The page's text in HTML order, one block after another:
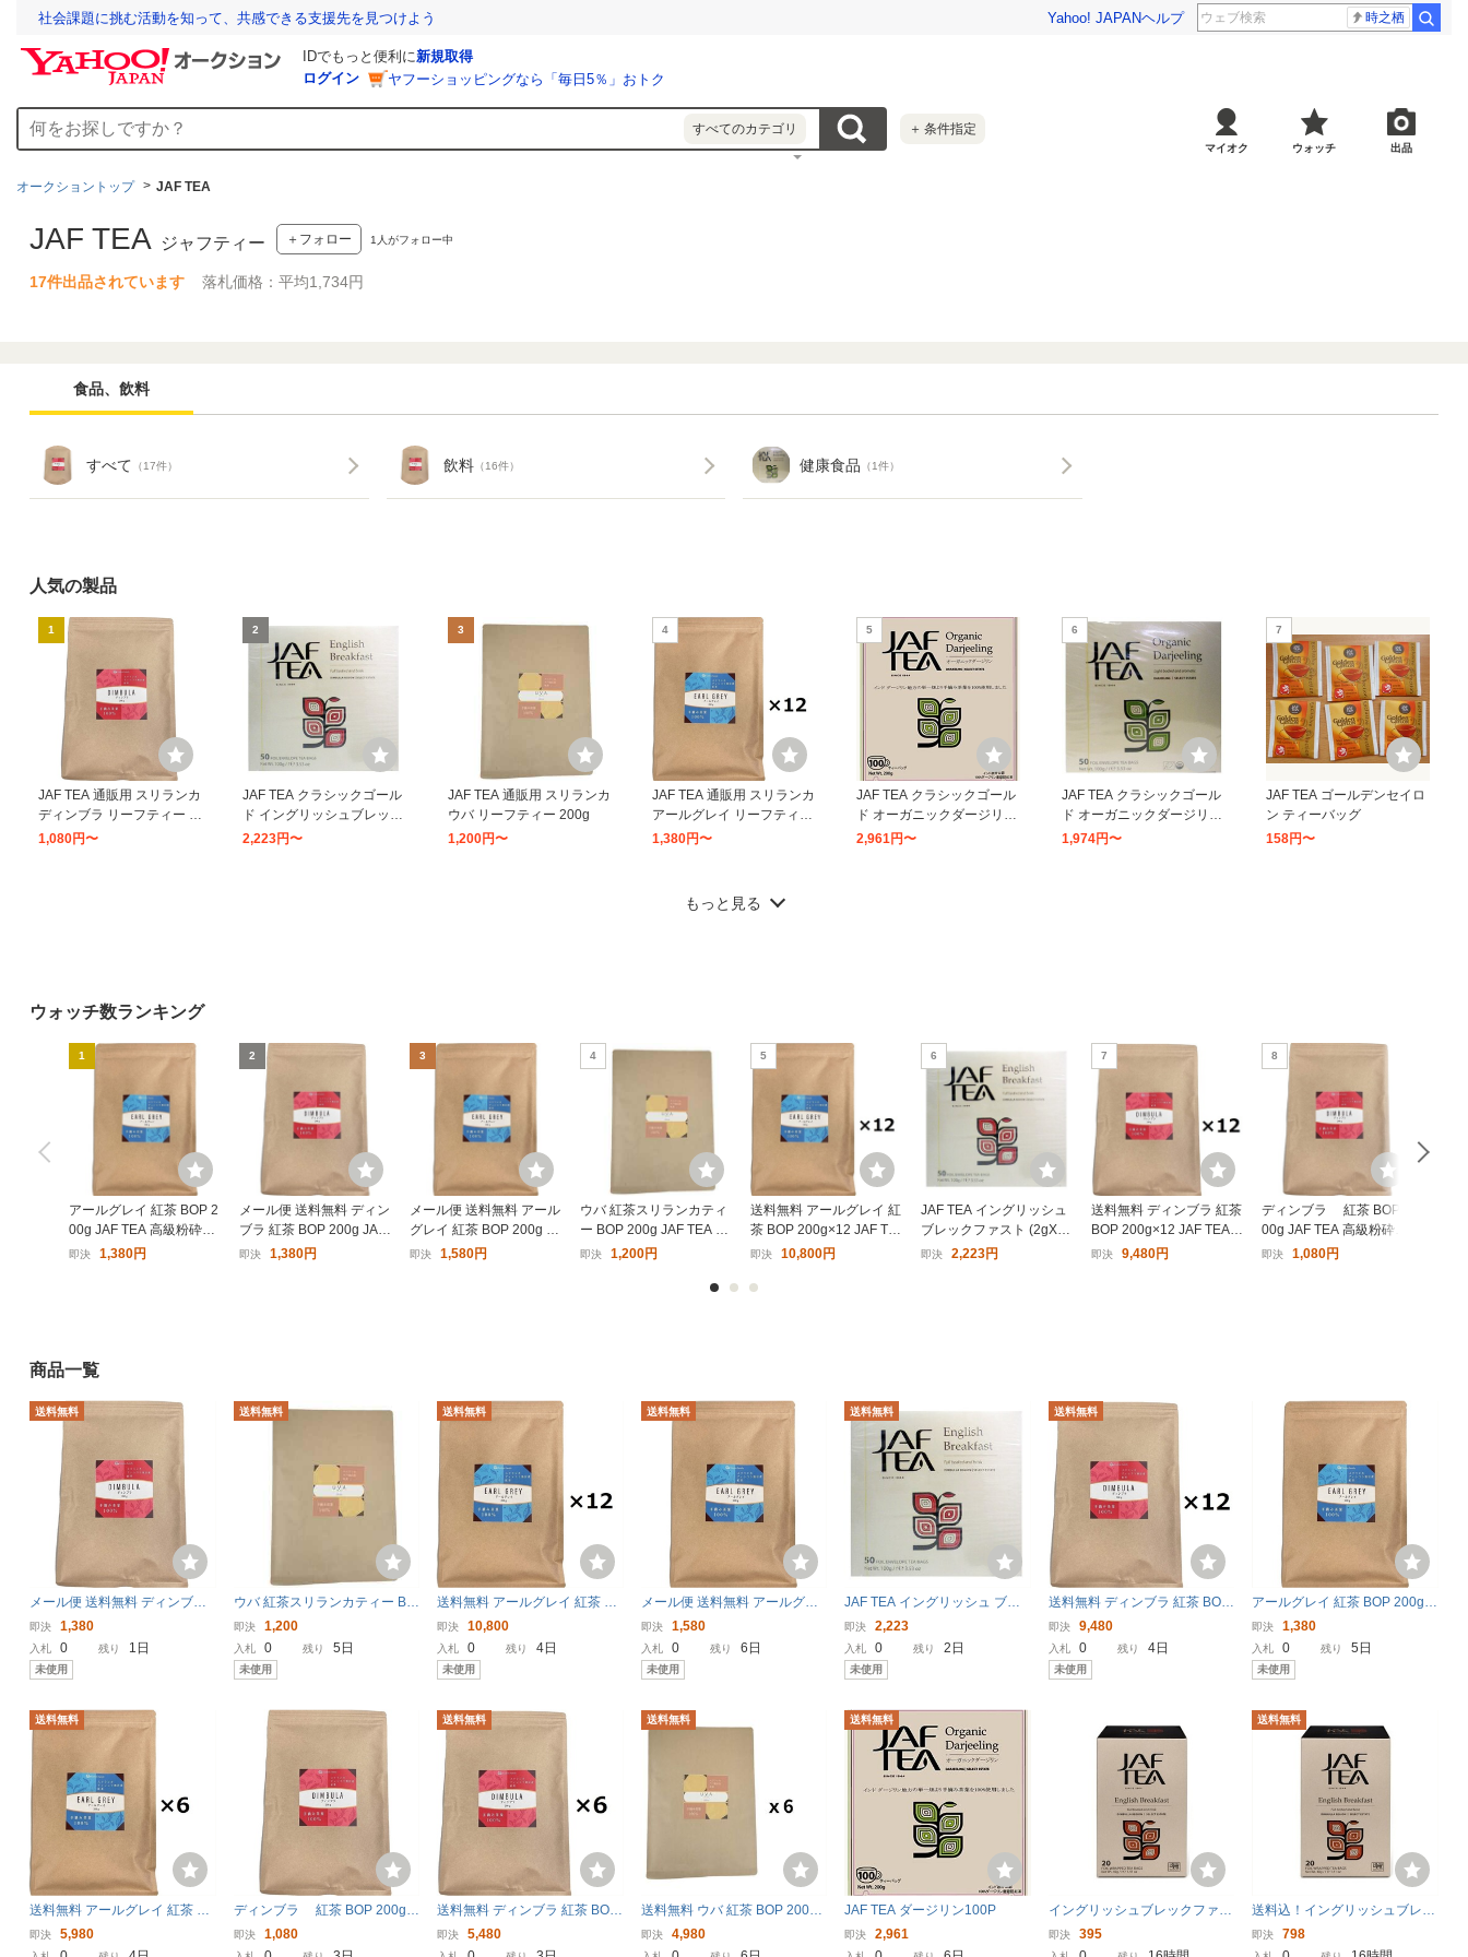
社会課題に挑む活動を知って、共感できる支援先を見つけよう Yahoo! JAPANヘルプ 時之栖
IDでもっと便利に新規取得
ログイン
ヤフーショッピングなら「毎日5％」おトク
すべてのカテゴリ ＋ 条件指定
マイオク ウォッチ 出品
オークショントップ JAF TEA
JAF TEA ジャフティー ＋フォロー 1 人がフォロー中
17件出品されています 落札価格：平均1,734円
食品、飲料
すべて （17件） 飲料（16件） 健康食品 （1件）
人気の製品
1
JAF TEA 通販用 スリランカ
ディンブラ リーフティー 2
00g
1,080円〜
2
JAF TEA クラシックゴール
ド イングリッシュブレック
ファスト ティーバッグ 50
2,223円〜
3
JAF TEA 通販用 スリランカ
ウバ リーフティー 200g
1,200円〜
4
JAF TEA 通販用 スリランカ
アールグレイ リーフティー
200g
1,380円〜
5
JAF TEA クラシックゴール
ド オーガニックダージリン
ティーバッグ 100袋 ×1セッ
2,961円〜
6
JAF TEA クラシックゴール
ド オーガニックダージリン
ティーバッグ 50袋 ×1セッ
1,974円〜
7
JAF TEA ゴールデンセイロ
ン ティーバッグ
158円〜
JAF TEA クラシックゴール
ド イングリッシュブレック
もっと見る
ウォッチ数ランキング
1
アールグレイ 紅茶 BOP 2
00g JAF TEA 高級粉砕茶
葉
即決 1,380円
2
メール便 送料無料 ディン
ブラ 紅茶 BOP 200g JAF
TEA 高級粉砕茶葉 代引
即決 1,380円
3
メール便 送料無料 アール
グレイ 紅茶 BOP 200g JA
F TEA 高級粉砕茶葉 代引
即決 1,580円
4
ウバ 紅茶スリランカティ
ー BOP 200g JAF TEA 高
級粉砕茶葉 代引日時指
即決 1,200円
5
送料無料 アールグレイ 紅
茶 BOP 200g×12 JAF TE
A 高級粉砕茶葉 まとめ買
見積
即決 10,800円
6
JAF TEA イングリッシュ
ブレックファスト (2gX50
P) 100g
即決 2,223円
7
送料無料 ディンブラ 紅茶
BOP 200g×12 JAF TEA
高級f粉砕茶葉 まとめ買
即決 9,480円
8
ディンブラ 紅茶 BOP 2
00g JAF TEA 高級粉砕茶
葉 ディンバラ
即決 1,080円
商品一覧
送料無料
メール便 送料無料 ディンブラ
紅茶 BOP 200g JAF TEA 高級
粉砕茶葉 代引日時指定不
可 ディンバラ
即決 1,380
入札 0 残り 1日
未使用
送料無料
ウバ 紅茶スリランカティー BO
P 200g JAF TEA 高級粉砕茶葉
代引日時指定不可 メール便
送料無料 おためし
即決 1,200
入札 0 残り 5日
未使用
送料無料
送料無料 アールグレイ 紅茶 BO
P 200g×12 JAF TEA 高級粉砕
茶葉 まとめ買い 業務用 離島
送料別途見積
即決 10,800
入札 0 残り 4日
未使用
送料無料
メール便 送料無料 アールグレ
イ 紅茶 BOP 200g JAF TEA 高
級粉砕茶葉 代引日時指定不可
即決 1,580
入札 0 残り 6日
未使用
送料無料
JAF TEA イングリッシュ ブレ
ックファスト (2gX50P) 100g
即決 2,223
入札 0 残り 2日
未使用
送料無料
送料無料 ディンブラ 紅茶 BOP
200g×12 JAF TEA 高級f粉砕茶
葉 まとめ買い 業務用 離島
送料別途見積 ディンバラ
即決 9,480
入札 0 残り 4日
未使用
アールグレイ 紅茶 BOP 200g J
AF TEA 高級粉砕茶葉
即決 1,380
入札 0 残り 5日
未使用
送料無料
送料無料 アールグレイ 紅茶 BO
P 200g×6 JAF TEA 高級粉砕茶
葉 まとめ買い 業務用 離島送
即決 5,980
ディンブラ 紅茶 BOP 200g J
AF TEA 高級粉砕茶葉 ディン
バラ
即決 1,080
送料無料
送料無料 ディンブラ 紅茶 BOP
200g×6 JAF TEA 高級粉砕茶
葉 まとめ買い 業務用 離島
即決 5,480
送料無料
送料無料 ウバ 紅茶 BOP 200g
×6個 JAF TEA 高級粉砕茶葉
まとめ買い 業務用 離島送
即決 4,980
送料無料
JAF TEA ダージリン100P
即決 2,961
イングリッシュブレックファー
スト 20P ティーバッグ JAF TE
A 高級 紅茶 ブレンド 送料別
即決 395
送料無料
送料込！イングリッシュブレッ
クファースト20P ティーバッグ
JAF TEA 高級 紅茶 ブレンド 代
即決 798